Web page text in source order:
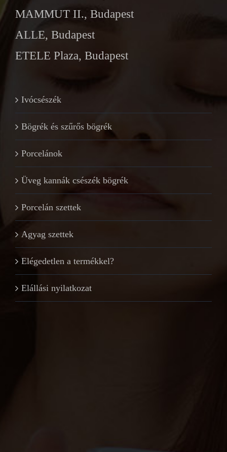
MAMMUT II., Budapest
ALLE, Budapest
ETELE Plaza, Budapest
Ivócsészék
Bögrék és szűrős bögrék
Porcelánok
Üveg kannák csészék bögrék
Porcelán szettek
Agyag szettek
Elégedetlen a termékkel?
Elállási nyilatkozat